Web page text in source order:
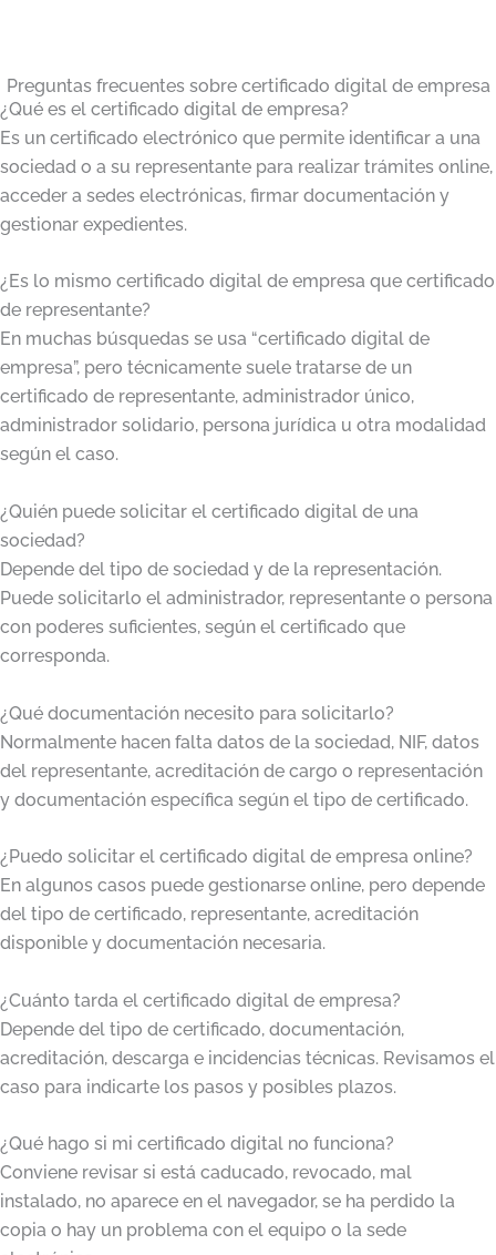
Preguntas frecuentes sobre certificado digital de empresa
¿Qué es el certificado digital de empresa?
Es un certificado electrónico que permite identificar a una
sociedad o a su representante para realizar trámites online,
acceder a sedes electrónicas, firmar documentación y
gestionar expedientes.
¿Es lo mismo certificado digital de empresa que certificado
de representante?
En muchas búsquedas se usa “certificado digital de
empresa”, pero técnicamente suele tratarse de un
certificado de representante, administrador único,
administrador solidario, persona jurídica u otra modalidad
según el caso.
¿Quién puede solicitar el certificado digital de una
sociedad?
Depende del tipo de sociedad y de la representación.
Puede solicitarlo el administrador, representante o persona
con poderes suficientes, según el certificado que
corresponda.
¿Qué documentación necesito para solicitarlo?
Normalmente hacen falta datos de la sociedad, NIF, datos
del representante, acreditación de cargo o representación
y documentación específica según el tipo de certificado.
¿Puedo solicitar el certificado digital de empresa online?
En algunos casos puede gestionarse online, pero depende
del tipo de certificado, representante, acreditación
disponible y documentación necesaria.
¿Cuánto tarda el certificado digital de empresa?
Depende del tipo de certificado, documentación,
acreditación, descarga e incidencias técnicas. Revisamos el
caso para indicarte los pasos y posibles plazos.
¿Qué hago si mi certificado digital no funciona?
Conviene revisar si está caducado, revocado, mal
instalado, no aparece en el navegador, se ha perdido la
copia o hay un problema con el equipo o la sede